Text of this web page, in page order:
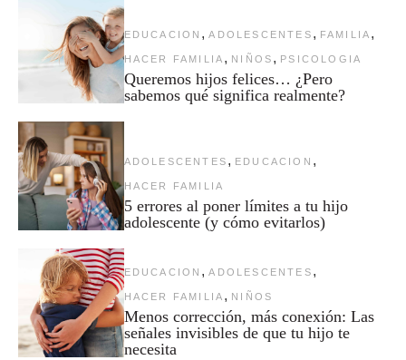
EDUCACION , ADOLESCENTES , FAMILIA ,
HACER FAMILIA , NIÑOS , PSICOLOGIA
Queremos hijos felices… ¿Pero
sabemos qué significa realmente?
ADOLESCENTES , EDUCACION ,
HACER FAMILIA
5 errores al poner límites a tu hijo
adolescente (y cómo evitarlos)
EDUCACION , ADOLESCENTES ,
HACER FAMILIA , NIÑOS
Menos corrección, más conexión: Las
señales invisibles de que tu hijo te
necesita